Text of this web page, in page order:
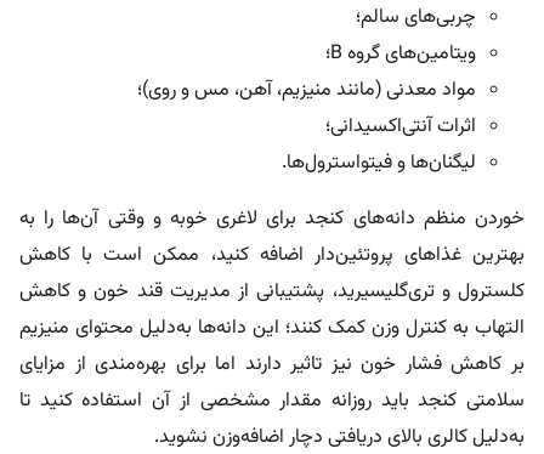
چربی‌های سالم؛
ویتامین‌های گروه B؛
مواد معدنی (مانند منیزیم، آهن، مس و روی)؛
اثرات آنتی‌اکسیدانی؛
لیگنان‌ها و فیتواسترول‌ها.
خوردن منظم دانه‌های کنجد برای لاغری خوبه و وقتی آن‌ها را به
بهترین غذاهای پروتئین‌دار اضافه کنید، ممکن است با کاهش
کلسترول و تری‌گلیسیرید، پشتیبانی از مدیریت قند خون و کاهش
التهاب به کنترل وزن کمک کنند؛ این دانه‌ها به‌دلیل محتوای منیزیم
بر کاهش فشار خون نیز تاثیر دارند اما برای بهره‌مندی از مزایای
سلامتی کنجد باید روزانه مقدار مشخصی از آن استفاده کنید تا
به‌دلیل کالری بالای دریافتی دچار اضافه‌وزن نشوید.